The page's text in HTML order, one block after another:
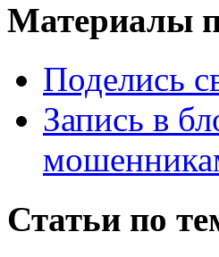
Материалы
Поделись
Запись в
Статьи по